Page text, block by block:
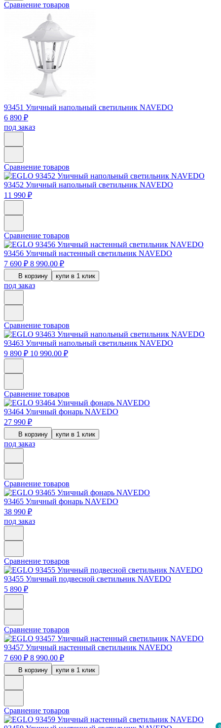
0
Сравнение товаров
93451 Уличный напольный светильник NAVEDO
6 890 ₽
под заказ
Сравнение товаров
93452 Уличный напольный светильник NAVEDO
11 990 ₽
Сравнение товаров
93456 Уличный настенный светильник NAVEDO
7 690 ₽ 8 990.00 ₽
В корзину купи в 1 клик
под заказ
Сравнение товаров
93463 Уличный напольный светильник NAVEDO
9 890 ₽ 10 990.00 ₽
Сравнение товаров
93464 Уличный фонарь NAVEDO
27 990 ₽
В корзину купи в 1 клик
под заказ
Сравнение товаров
93465 Уличный фонарь NAVEDO
38 990 ₽
под заказ
Сравнение товаров
93455 Уличный подвесной светильник NAVEDO
5 890 ₽
Сравнение товаров
93457 Уличный настенный светильник NAVEDO
7 690 ₽ 8 990.00 ₽
В корзину купи в 1 клик
Сравнение товаров